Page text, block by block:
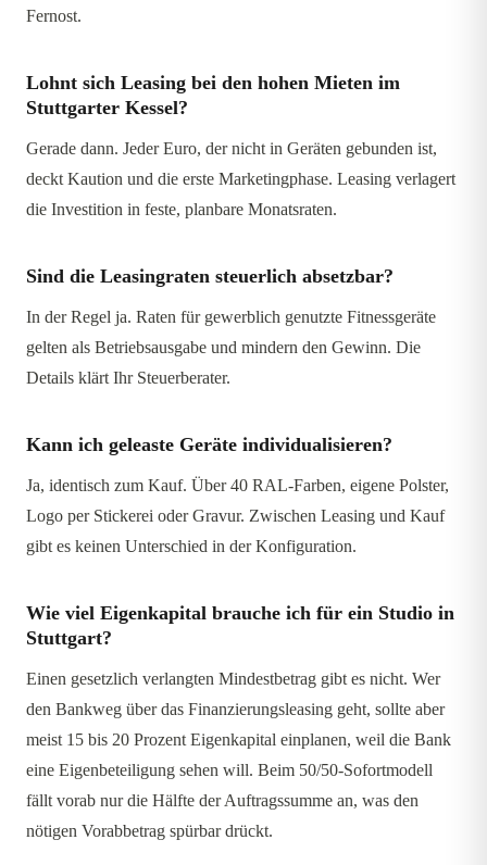
Fernost.
Lohnt sich Leasing bei den hohen Mieten im
Stuttgarter Kessel?
Gerade dann. Jeder Euro, der nicht in Geräten gebunden ist,
deckt Kaution und die erste Marketingphase. Leasing verlagert
die Investition in feste, planbare Monatsraten.
Sind die Leasingraten steuerlich absetzbar?
In der Regel ja. Raten für gewerblich genutzte Fitnessgeräte
gelten als Betriebsausgabe und mindern den Gewinn. Die
Details klärt Ihr Steuerberater.
Kann ich geleaste Geräte individualisieren?
Ja, identisch zum Kauf. Über 40 RAL-Farben, eigene Polster,
Logo per Stickerei oder Gravur. Zwischen Leasing und Kauf
gibt es keinen Unterschied in der Konfiguration.
Wie viel Eigenkapital brauche ich für ein Studio in
Stuttgart?
Einen gesetzlich verlangten Mindestbetrag gibt es nicht. Wer
den Bankweg über das Finanzierungsleasing geht, sollte aber
meist 15 bis 20 Prozent Eigenkapital einplanen, weil die Bank
eine Eigenbeteiligung sehen will. Beim 50/50-Sofortmodell
fällt vorab nur die Hälfte der Auftragssumme an, was den
nötigen Vorabbetrag spürbar drückt.